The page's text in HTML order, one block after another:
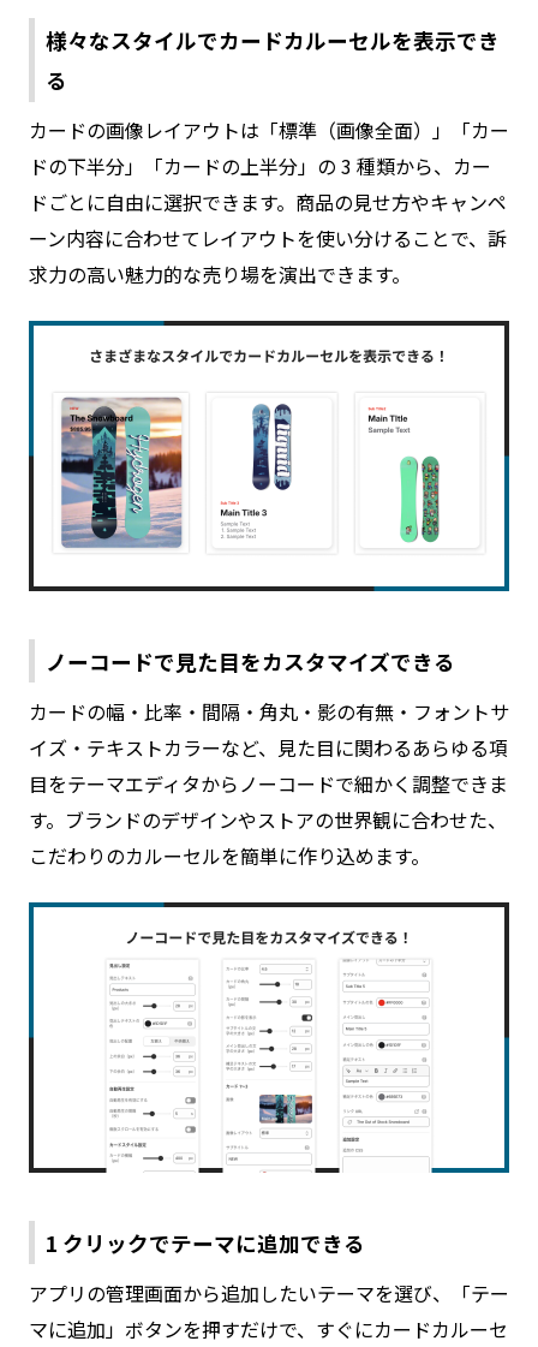
様々なスタイルでカードカルーセルを表示でき
る
カードの画像レイアウトは「標準（画像全面）」「カー
ドの下半分」「カードの上半分」の 3 種類から、カー
ドごとに自由に選択できます。商品の見せ方やキャンペ
ーン内容に合わせてレイアウトを使い分けることで、訴
求力の高い魅力的な売り場を演出できます。
ノーコードで見た目をカスタマイズできる
カードの幅・比率・間隔・角丸・影の有無・フォントサ
イズ・テキストカラーなど、見た目に関わるあらゆる項
目をテーマエディタからノーコードで細かく調整できま
す。ブランドのデザインやストアの世界観に合わせた、
こだわりのカルーセルを簡単に作り込めます。
1 クリックでテーマに追加できる
アプリの管理画面から追加したいテーマを選び、「テー
マに追加」ボタンを押すだけで、すぐにカードカルーセ